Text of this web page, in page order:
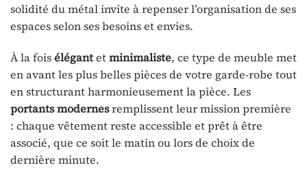
solidité du métal invite à repenser l’organisation de ses
espaces selon ses besoins et envies.
À la foisélégantetminimaliste, ce type de meuble met
en avant les plus belles pièces de votre garde-robe tout
en structurant harmonieusement la pièce. Les
portants modernesremplissent leur mission première
: chaque vêtement reste accessible et prêt à être
associé, que ce soit le matin ou lors de choix de
dernière minute.